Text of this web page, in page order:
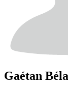
Gaétan